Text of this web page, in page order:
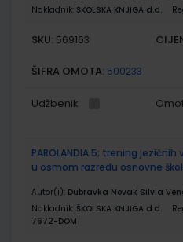
Nakladnik: ŠKOLSKA KNJIGA d.d.
SKU: 569163
ŠIFRA OMOTA: 500233
Udžbenik
PAROLANDIA 5; trening
u osmom razredu osnovne
Autor(i): Dubravka Novak Silvia
Nakladnik: ŠKOLSKA KNJIGA d.d.
7672-DOM